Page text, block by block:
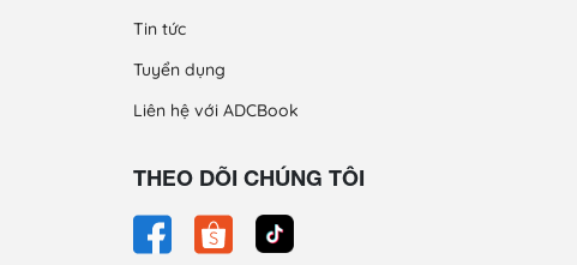
Tin tức
Tuyển dụng
Liên hệ với ADCBook
THEO DÕI CHÚNG TÔI